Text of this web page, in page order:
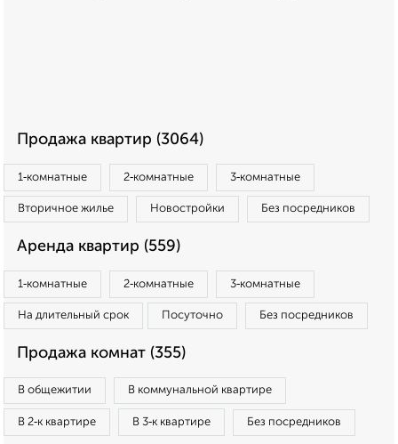
Продажа квартир (3064)
1‑комнатные 2‑комнатные 3‑комнатные
Вторичное жилье Новостройки Без посредников
Аренда квартир (559)
1‑комнатные 2‑комнатные 3‑комнатные
На длительный срок Посуточно Без посредников
Продажа комнат (355)
В общежитии В коммунальной квартире
В 2‑к квартире В 3‑к квартире Без посредников